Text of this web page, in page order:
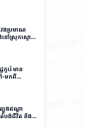
ែងប្រមាណ
ៅស្រុកស្ទោង
ចស្រព និង
រ៉េ មាន
-មកពី
ា និង
បូងឥណ្ឌា
បង់ជីវិត និង
ាបន្ទាន់